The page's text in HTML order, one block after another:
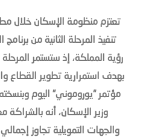
تنفيذ المرحلة الثانية من
بهدف استمرارية تطوير القطاع
مؤتمر “يوروموني” اليوم
وزير الإسكان، أنه بالشراكة
والجهات التمويلية تجاوز